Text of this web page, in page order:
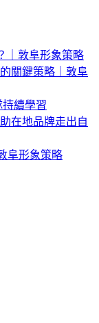
｜敦阜形象策略
關鍵策略｜敦阜
續學習
在地品牌走出自
阜形象策略